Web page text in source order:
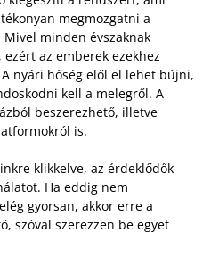
megmozgatni a
Mivel minden évszaknak
az emberek ezekhez
nyári hőség elől el lehet bújni,
kell a melegről. A
beszerezhető, illetve
is.
klikkelve, az érdeklődők
Ha eddig nem
gyorsan, akkor erre a
szóval szerezzen be egyet